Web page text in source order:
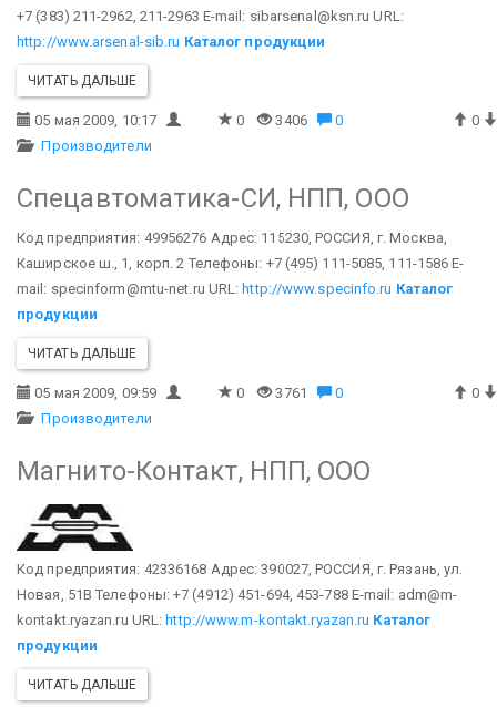
+7 (383) 211-2962, 211-2963 E-mail: sibarsenal@ksn.ru URL:
http://www.arsenal-sib.ru Каталог продукции
ЧИТАТЬ ДАЛЬШЕ
05 мая 2009, 10:17 0 3406 0
0
Производители
Спецавтоматика-СИ, НПП, ООО
Код предприятия: 49956276 Адрес: 115230, РОССИЯ, г. Москва,
Каширское ш., 1, корп. 2 Телефоны: +7 (495) 111-5085, 111-1586 E-
mail: specinform@mtu-net.ru URL: http://www.specinfo.ru Каталог
продукции
ЧИТАТЬ ДАЛЬШЕ
05 мая 2009, 09:59 0 3761 0
0
Производители
Магнито-Контакт, НПП, ООО
Код предприятия: 42336168 Адрес: 390027, РОССИЯ, г. Рязань, ул.
Новая, 51В Телефоны: +7 (4912) 451-694, 453-788E-mail: adm@m-
kontakt.ryazan.ru URL:http://www.m-kontakt.ryazan.ru Каталог
продукции
ЧИТАТЬ ДАЛЬШЕ